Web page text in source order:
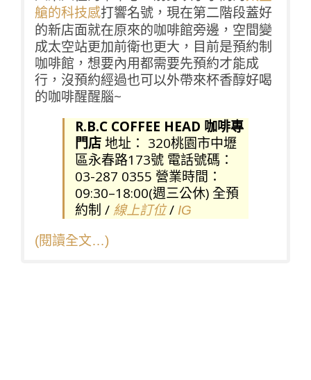
艙的科技感打響名號，現在第二階段蓋好
的新店面就在原來的咖啡館旁邊，空間變
成太空站更加前衛也更大，目前是預約制
咖啡館，想要內用都需要先預約才能成
行，沒預約經過也可以外帶來杯香醇好喝
的咖啡醒醒腦~
R.B.C COFFEE HEAD 咖啡專
門店地址： 320桃園市中壢
區永春路173號 電話號碼：
03-287 0355 營業時間：
09:30–18:00(週三公休) 全預
約制 / 線上訂位/ IG
(閱讀全文…)